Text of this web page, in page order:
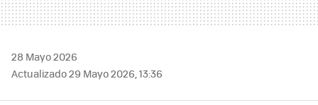
28 Mayo 2026
Actualizado 29 Mayo 2026, 13:36